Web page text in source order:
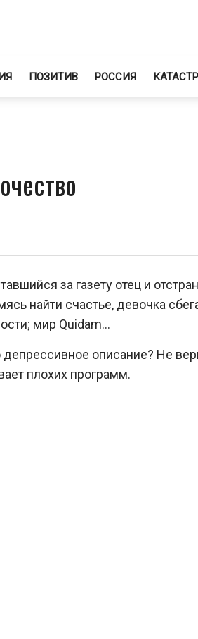
ПОЗИТИВ РОССИЯ
за газету отец и
найти счастье, девочка
мир Quidam…
описание? Не
плохих программ.